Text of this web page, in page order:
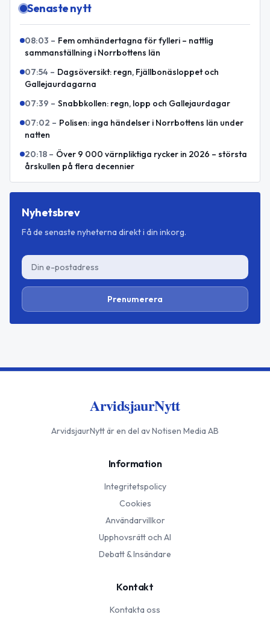
Senaste nytt
08:03 – Fem omhändertagna för fylleri – nattlig
sammanställning i Norrbottens län
07:54 – Dagsöversikt: regn, Fjällbonäsloppet och
Gallejaurdagarna
07:39 – Snabbkollen: regn, lopp och Gallejaurdagar
07:02 – Polisen: inga händelser i Norrbottens län under
natten
20:18 – Över 9 000 värnpliktiga rycker in 2026 – största
årskullen på flera decennier
Nyhetsbrev
Få de senaste nyheterna direkt i din inkorg.
Prenumerera
ArvidsjaurNytt
ArvidsjaurNyttär en del av Notisen Media AB
Information
Integritetspolicy
Cookies
Användarvillkor
Upphovsrätt och AI
Debatt & Insändare
Kontakt
Kontakta oss